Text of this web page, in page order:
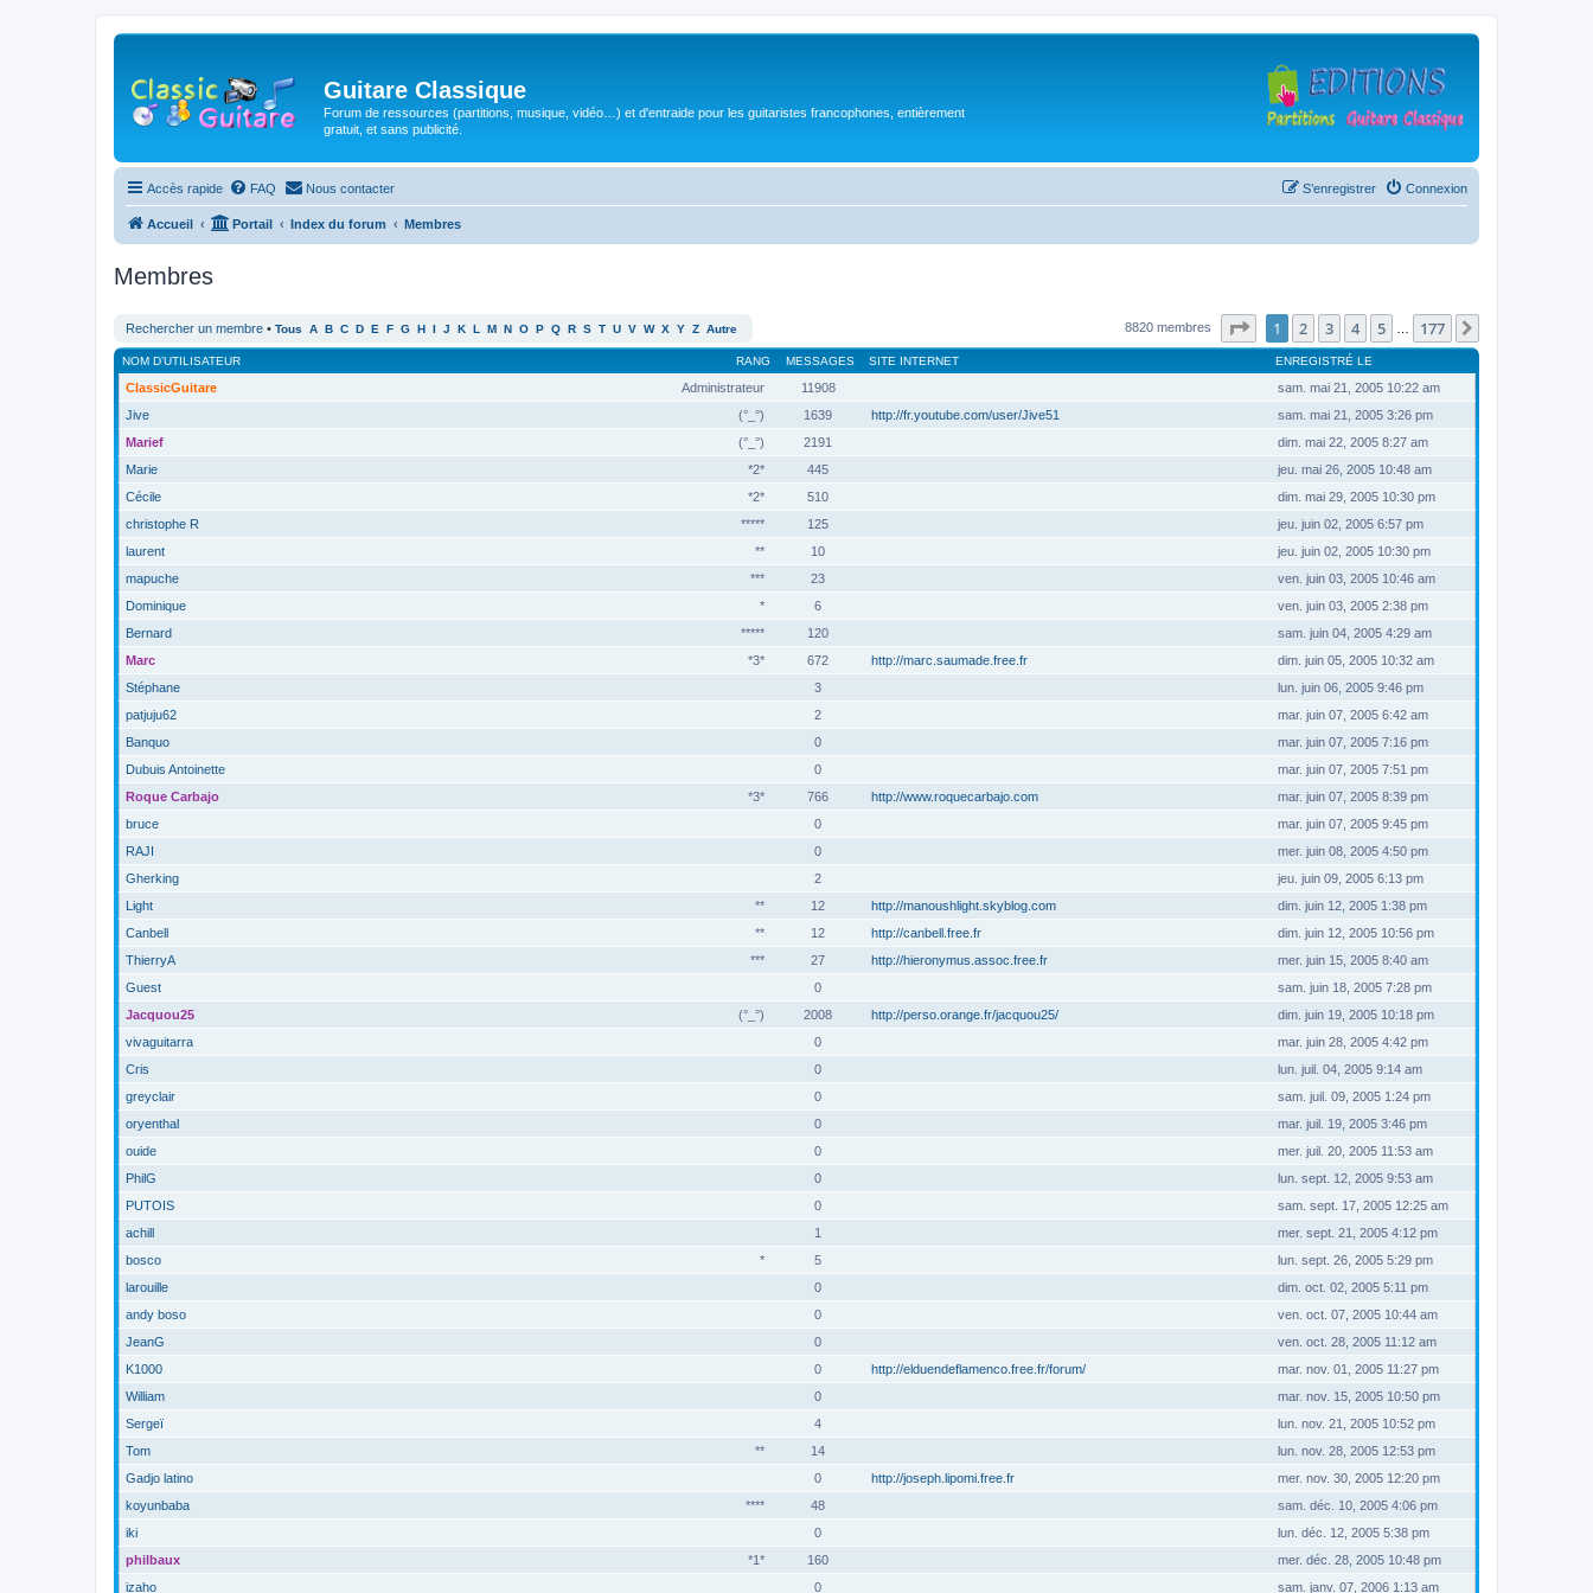
Guitare Classique
Forum de ressources (partitions, musique, vidéo…) et d'entraide pour les guitaristes francophones, entièrement
gratuit, et sans publicité.
Accès rapide FAQ Nous contacter Connexion
S’enregistrer
Accueil Portail Index du forum Membres
Membres
Rechercher un membre • Tous A B C D E F G H I J K L M N O P Q R S T U V W X Y Z Autre 8820 membres Page sur177
1 2 3 4 5 177
RANG
NOM D’UTILISATEUR MESSAGES SITE INTERNET ENREGISTRÉ LE
Administrateur
ClassicGuitare 11908
sam. mai 21, 2005 10:22 am
(°_°)
Jive 1639 http://fr.youtube.com/user/Jive51
sam. mai 21, 2005 3:26 pm
(°_°)
Marief 2191
dim. mai 22, 2005 8:27 am
*2*
Marie 445
jeu. mai 26, 2005 10:48 am
*2*
Cécile 510
dim. mai 29, 2005 10:30 pm
*****
christophe R 125
jeu. juin 02, 2005 6:57 pm
**
laurent 10
jeu. juin 02, 2005 10:30 pm
***
mapuche 23
ven. juin 03, 2005 10:46 am
*
Dominique 6
ven. juin 03, 2005 2:38 pm
*****
Bernard 120
sam. juin 04, 2005 4:29 am
*3*
Marc 672 http://marc.saumade.free.fr
dim. juin 05, 2005 10:32 am
Stéphane
3
lun. juin 06, 2005 9:46 pm
patjuju62
2
mar. juin 07, 2005 6:42 am
Banquo
0
mar. juin 07, 2005 7:16 pm
Dubuis Antoinette
0
mar. juin 07, 2005 7:51 pm
*3*
Roque Carbajo 766 http://www.roquecarbajo.com
mar. juin 07, 2005 8:39 pm
bruce
0
mar. juin 07, 2005 9:45 pm
RAJI
0
mer. juin 08, 2005 4:50 pm
Gherking
2
jeu. juin 09, 2005 6:13 pm
**
Light 12 http://manoushlight.skyblog.com
dim. juin 12, 2005 1:38 pm
**
Canbell 12 http://canbell.free.fr
dim. juin 12, 2005 10:56 pm
***
ThierryA 27 http://hieronymus.assoc.free.fr
mer. juin 15, 2005 8:40 am
Guest
0
sam. juin 18, 2005 7:28 pm
(°_°)
Jacquou25 2008 http://perso.orange.fr/jacquou25/
dim. juin 19, 2005 10:18 pm
vivaguitarra
0
mar. juin 28, 2005 4:42 pm
Cris
0
lun. juil. 04, 2005 9:14 am
greyclair
0
sam. juil. 09, 2005 1:24 pm
oryenthal
0
mar. juil. 19, 2005 3:46 pm
ouide
0
mer. juil. 20, 2005 11:53 am
PhilG
0
lun. sept. 12, 2005 9:53 am
PUTOIS
0
sam. sept. 17, 2005 12:25 am
achill
1
mer. sept. 21, 2005 4:12 pm
*
bosco 5
lun. sept. 26, 2005 5:29 pm
larouille
0
dim. oct. 02, 2005 5:11 pm
andy boso
0
ven. oct. 07, 2005 10:44 am
JeanG
0
ven. oct. 28, 2005 11:12 am
K1000
0 http://elduendeflamenco.free.fr/forum/
mar. nov. 01, 2005 11:27 pm
William
0
mar. nov. 15, 2005 10:50 pm
Sergeï
4
lun. nov. 21, 2005 10:52 pm
**
Tom 14
lun. nov. 28, 2005 12:53 pm
Gadjo latino
0 http://joseph.lipomi.free.fr
mer. nov. 30, 2005 12:20 pm
****
koyunbaba 48
sam. déc. 10, 2005 4:06 pm
iki
0
lun. déc. 12, 2005 5:38 pm
*1*
philbaux 160
mer. déc. 28, 2005 10:48 pm
izaho
0 sam. janv. 07, 2006 1:13 am